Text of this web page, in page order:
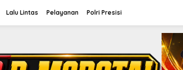
Lalu Lintas Pelayanan Polri Presisi